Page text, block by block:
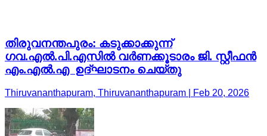
തിരുവനന്തപുരം: കടുക്കാക്കുന്ന്
ഗവ.എല്‍.പി.എസില്‍ വര്‍ണക്കൂടാരം ജി. സ്റ്റീഫന്‍
എം.എല്‍.എ ഉദ്ഘാടനം ചെയ്തു
Thiruvananthapuram, Thiruvananthapuram | Feb 20, 2026